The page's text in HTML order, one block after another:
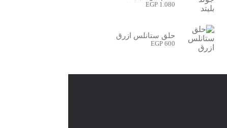
EGP1.080
حلق ستانلس ازرق
EGP600